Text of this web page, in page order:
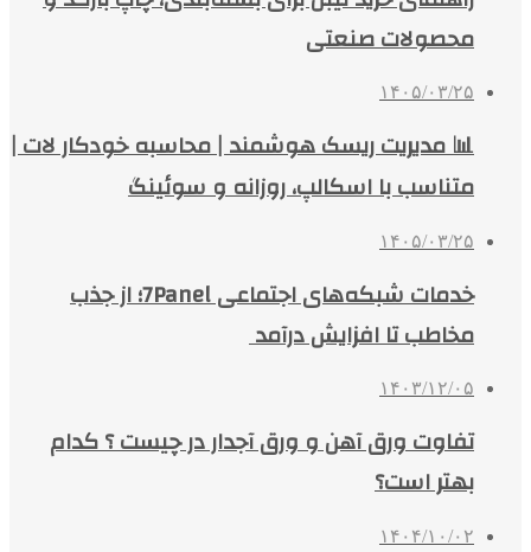
محصولات صنعتی
۱۴۰۵/۰۳/۲۵
📊 مدیریت ریسک هوشمند | محاسبه خودکار لات |
متناسب با اسکالپ، روزانه و سوئینگ
۱۴۰۵/۰۳/۲۵
خدمات شبکه‌های اجتماعی 7Panel؛ از جذب
مخاطب تا افزایش درآمد
۱۴۰۳/۱۲/۰۵
تفاوت ورق آهن و ورق آجدار در چیست ؟ کدام
بهتر است؟
۱۴۰۴/۱۰/۰۲